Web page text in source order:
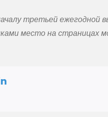
третьей ежегодной
место на страницах